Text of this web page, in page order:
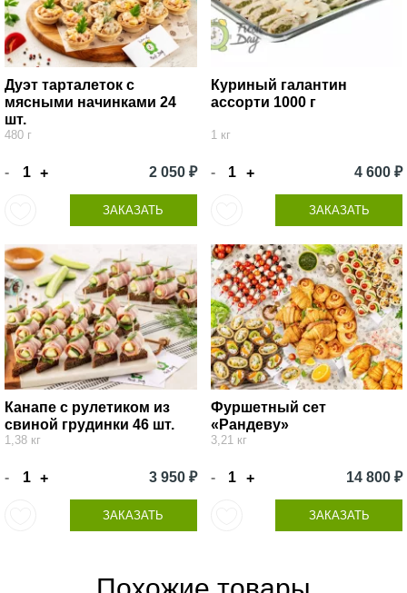
Дуэт тарталеток с
мясными начинками 24
шт.
480 г
- + 2 050 ₽
ЗАКАЗАТЬ
Куриный галантин
ассорти 1000 г
1 кг
- + 4 600 ₽
ЗАКАЗАТЬ
Канапе с рулетиком из
свиной грудинки 46 шт.
1,38 кг
- + 3 950 ₽
ЗАКАЗАТЬ
Фуршетный сет
«Рандеву»
3,21 кг
- + 14 800 ₽
ЗАКАЗАТЬ